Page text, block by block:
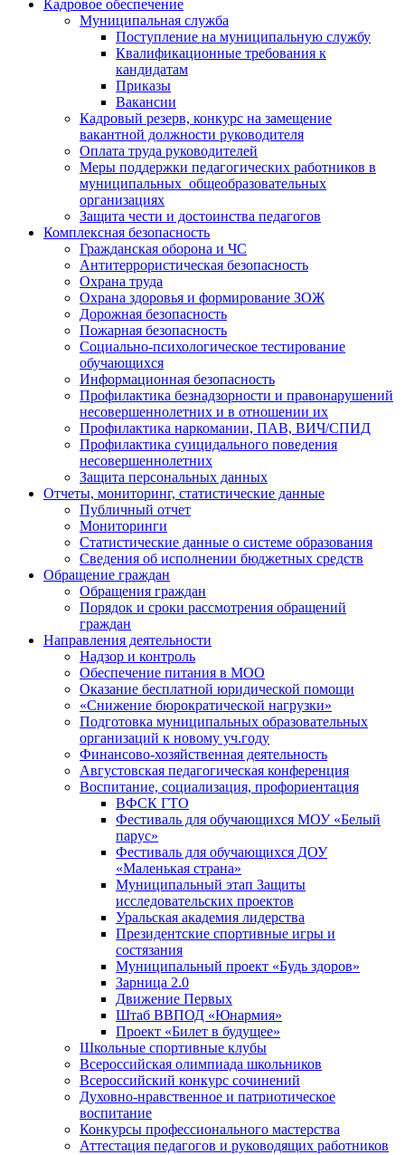
Кадровое обеспечение
Муниципальная служба
Поступление на муниципальную службу
Квалификационные требования к
кандидатам
Приказы
Вакансии
Кадровый резерв, конкурс на замещение
вакантной должности руководителя
Оплата труда руководителей
Меры поддержки педагогических работников в
муниципальных общеобразовательных
организациях
Защита чести и достоинства педагогов
Комплексная безопасность
Гражданская оборона и ЧС
Антитеррористическая безопасность
Охрана труда
Охрана здоровья и формирование ЗОЖ
Дорожная безопасность
Пожарная безопасность
Социально-психологическое тестирование
обучающихся
Информационная безопасность
Профилактика безнадзорности и правонарушений
несовершеннолетних и в отношении их
Профилактика наркомании, ПАВ, ВИЧ/СПИД
Профилактика суицидального поведения
несовершеннолетних
Защита персональных данных
Отчеты, мониторинг, статистические данные
Публичный отчет
Мониторинги
Статистические данные о системе образования
Сведения об исполнении бюджетных средств
Обращение граждан
Обращения граждан
Порядок и сроки рассмотрения обращений
граждан
Направления деятельности
Надзор и контроль
Обеспечение питания в МОО
Оказание бесплатной юридической помощи
«Снижение бюрократической нагрузки»
Подготовка муниципальных образовательных
организаций к новому уч.году
Финансово-хозяйственная деятельность
Августовская педагогическая конференция
Воспитание, социализация, профориентация
ВФСК ГТО
Фестиваль для обучающихся МОУ «Белый
парус»
Фестиваль для обучающихся ДОУ
«Маленькая страна»
Муниципальный этап Защиты
исследовательских проектов
Уральская академия лидерства
Президентские спортивные игры и
состязания
Муниципальный проект «Будь здоров»
Зарница 2.0
Движение Первых
Штаб ВВПОД «Юнармия»
Проект «Билет в будущее»
Школьные спортивные клубы
Всероссийская олимпиада школьников
Всероссийский конкурс сочинений
Духовно-нравственное и патриотическое
воспитание
Конкурсы профессионального мастерства
Аттестация педагогов и руководящих работников